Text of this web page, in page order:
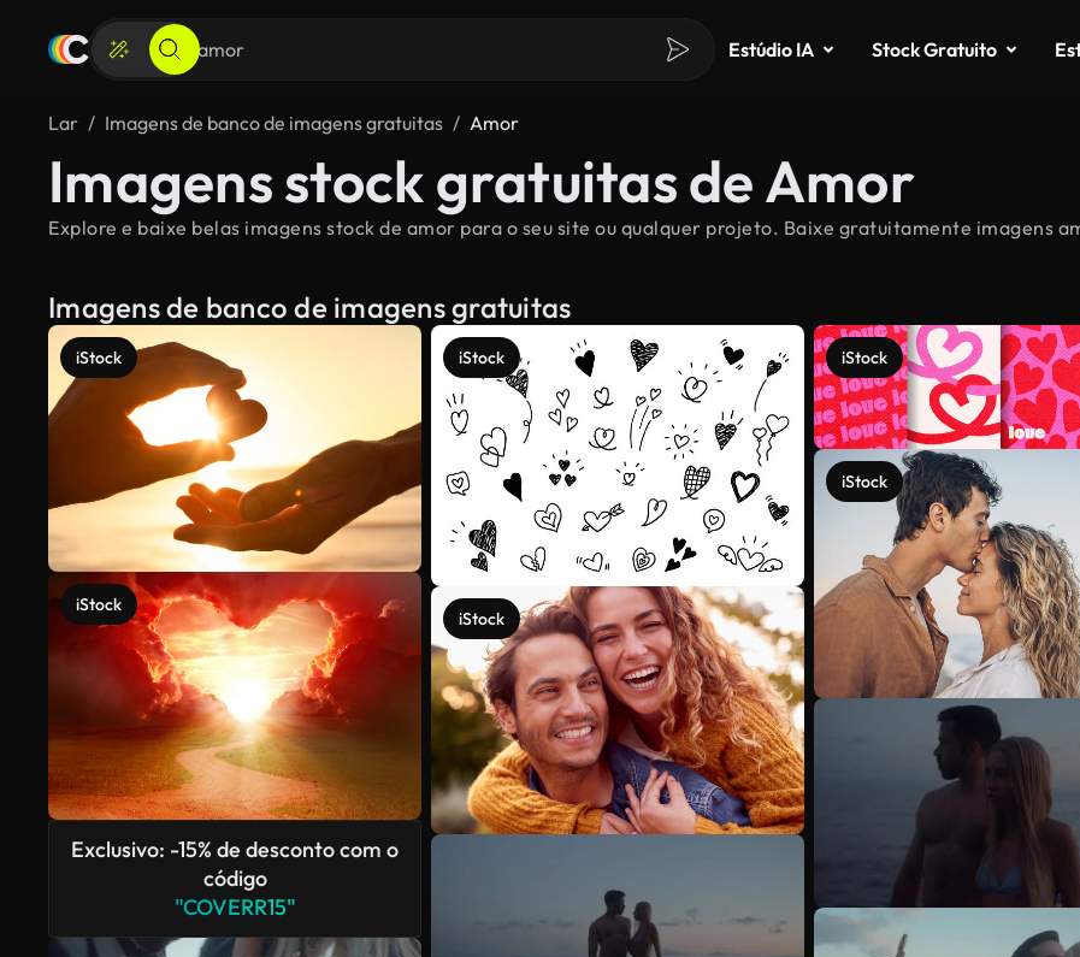
Estúdio IA Stock Gratuito
Lar Imagens de banco de imagens gratuitas Amor
Imagens stock gratuitas de Amor
Explore e baixe belas imagens stock de amor para o seu site ou qualquer projeto. Baixe gratuitamente imagens
Imagens de banco de imagens gratuitas
iStock
iStock
Exclusivo: -15% de desconto com o
código
"COVERR15"
iStock
iStock
iStock
iStock